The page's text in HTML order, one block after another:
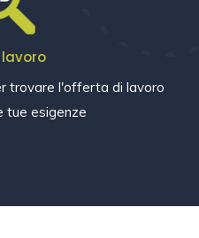
trovare l'offerta di lavoro
tue esigenze